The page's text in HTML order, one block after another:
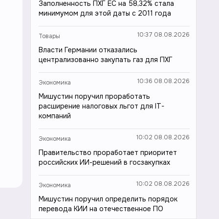
Заполненность ПХГ ЕС на 58,32% стала
минимумом для этой даты с 2011 года
Товары 10:37 08.08.2026
Власти Германии отказались
централизованно закупать газ для ПХГ
Экономика 10:36 08.08.2026
Мишустин поручил проработать
расширение налоговых льгот для IT-
компаний
Экономика 10:02 08.08.2026
Правительство проработает приоритет
российских ИИ-решений в госзакупках
Экономика 10:02 08.08.2026
Мишустин поручил определить порядок
перевода КИИ на отечественное ПО